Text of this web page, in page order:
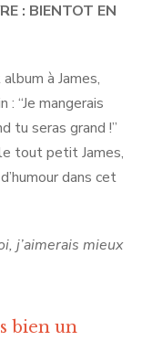
: BIENTOT EN
à James,
“Je mangerais
tu seras grand !”
tout petit James,
dans cet
j’aimerais mieux
bien un